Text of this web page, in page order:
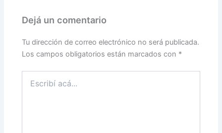
Dejá un comentario
Tu dirección de correo electrónico no será publicada.
Los campos obligatorios están marcados con *
acá...